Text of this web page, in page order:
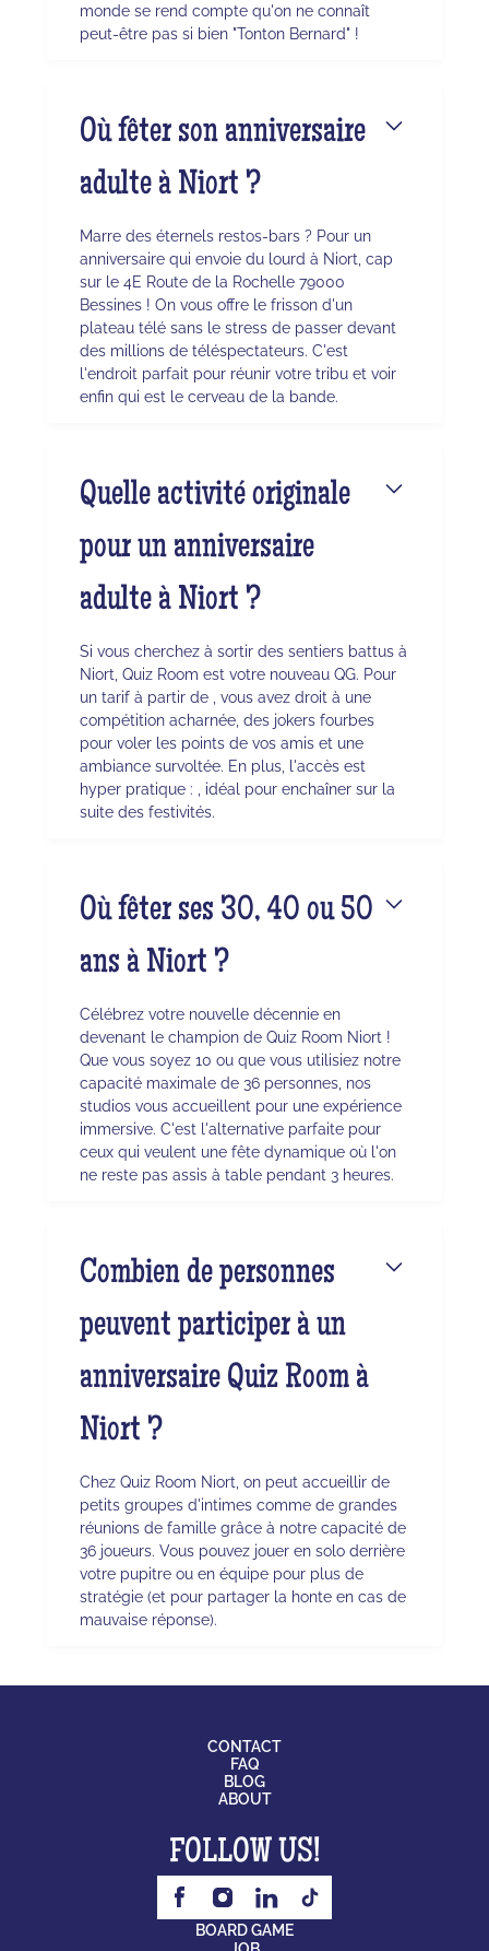
monde se rend compte qu'on ne connaît
peut-être pas si bien "Tonton Bernard" !
Où fêter son anniversaire
adulte à Niort ?
Marre des éternels restos-bars ? Pour un
anniversaire qui envoie du lourd à Niort, cap
sur le 4E Route de la Rochelle 79000
Bessines ! On vous offre le frisson d'un
plateau télé sans le stress de passer devant
des millions de téléspectateurs. C'est
l'endroit parfait pour réunir votre tribu et voir
enfin qui est le cerveau de la bande.
Quelle activité originale
pour un anniversaire
adulte à Niort ?
Si vous cherchez à sortir des sentiers battus à
Niort, Quiz Room est votre nouveau QG. Pour
un tarif à partir de , vous avez droit à une
compétition acharnée, des jokers fourbes
pour voler les points de vos amis et une
ambiance survoltée. En plus, l'accès est
hyper pratique : , idéal pour enchaîner sur la
suite des festivités.
Où fêter ses 30, 40 ou 50
ans à Niort ?
Célébrez votre nouvelle décennie en
devenant le champion de Quiz Room Niort !
Que vous soyez 10 ou que vous utilisiez notre
capacité maximale de 36 personnes, nos
studios vous accueillent pour une expérience
immersive. C'est l'alternative parfaite pour
ceux qui veulent une fête dynamique où l'on
ne reste pas assis à table pendant 3 heures.
Combien de personnes
peuvent participer à un
anniversaire Quiz Room à
Niort ?
Chez Quiz Room Niort, on peut accueillir de
petits groupes d'intimes comme de grandes
réunions de famille grâce à notre capacité de
36 joueurs. Vous pouvez jouer en solo derrière
votre pupitre ou en équipe pour plus de
stratégie (et pour partager la honte en cas de
mauvaise réponse).
CONTACT
FAQ
BLOG
ABOUT
FOLLOW US!
BOARD GAME